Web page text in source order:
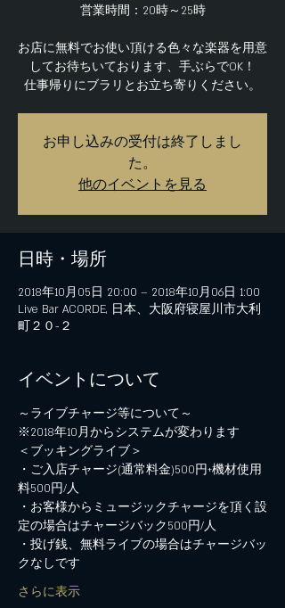
営業時間：20時～25時
お店に無料でお使い頂ける色々な楽器を用意
してお待ちいております、手ぶらでOK！
仕事帰りにブラリとお立ち寄りください。
お申し込みの受付は終了しまし
た。
他のイベントを見る
日時・場所
2018年10月05日 20:00 – 2018年10月06日 1:00
Live Bar ACORDE, 日本、大阪府寝屋川市大利
町２０−２
イベントについて
・ご入店チャージ(通常料金)500円+機材使用
・お客様からミュージックチャージを頂く設
・投げ銭、無料ライブの場合はチャージバッ
さらに表示